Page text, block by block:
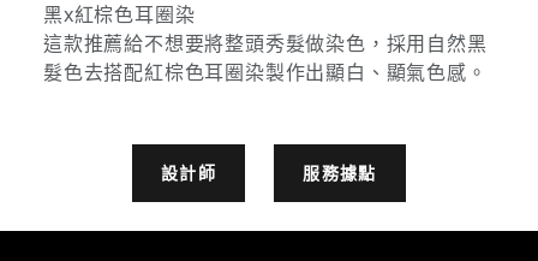
黑x紅棕色耳圈染
這款推薦給不想要將整頭秀髮做染色，採用自然黑
髮色去搭配紅棕色耳圈染製作出顯白、顯氣色感。
設計師 服務據點